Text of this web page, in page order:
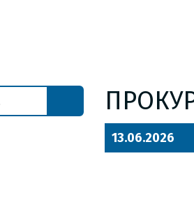
13.06.2026